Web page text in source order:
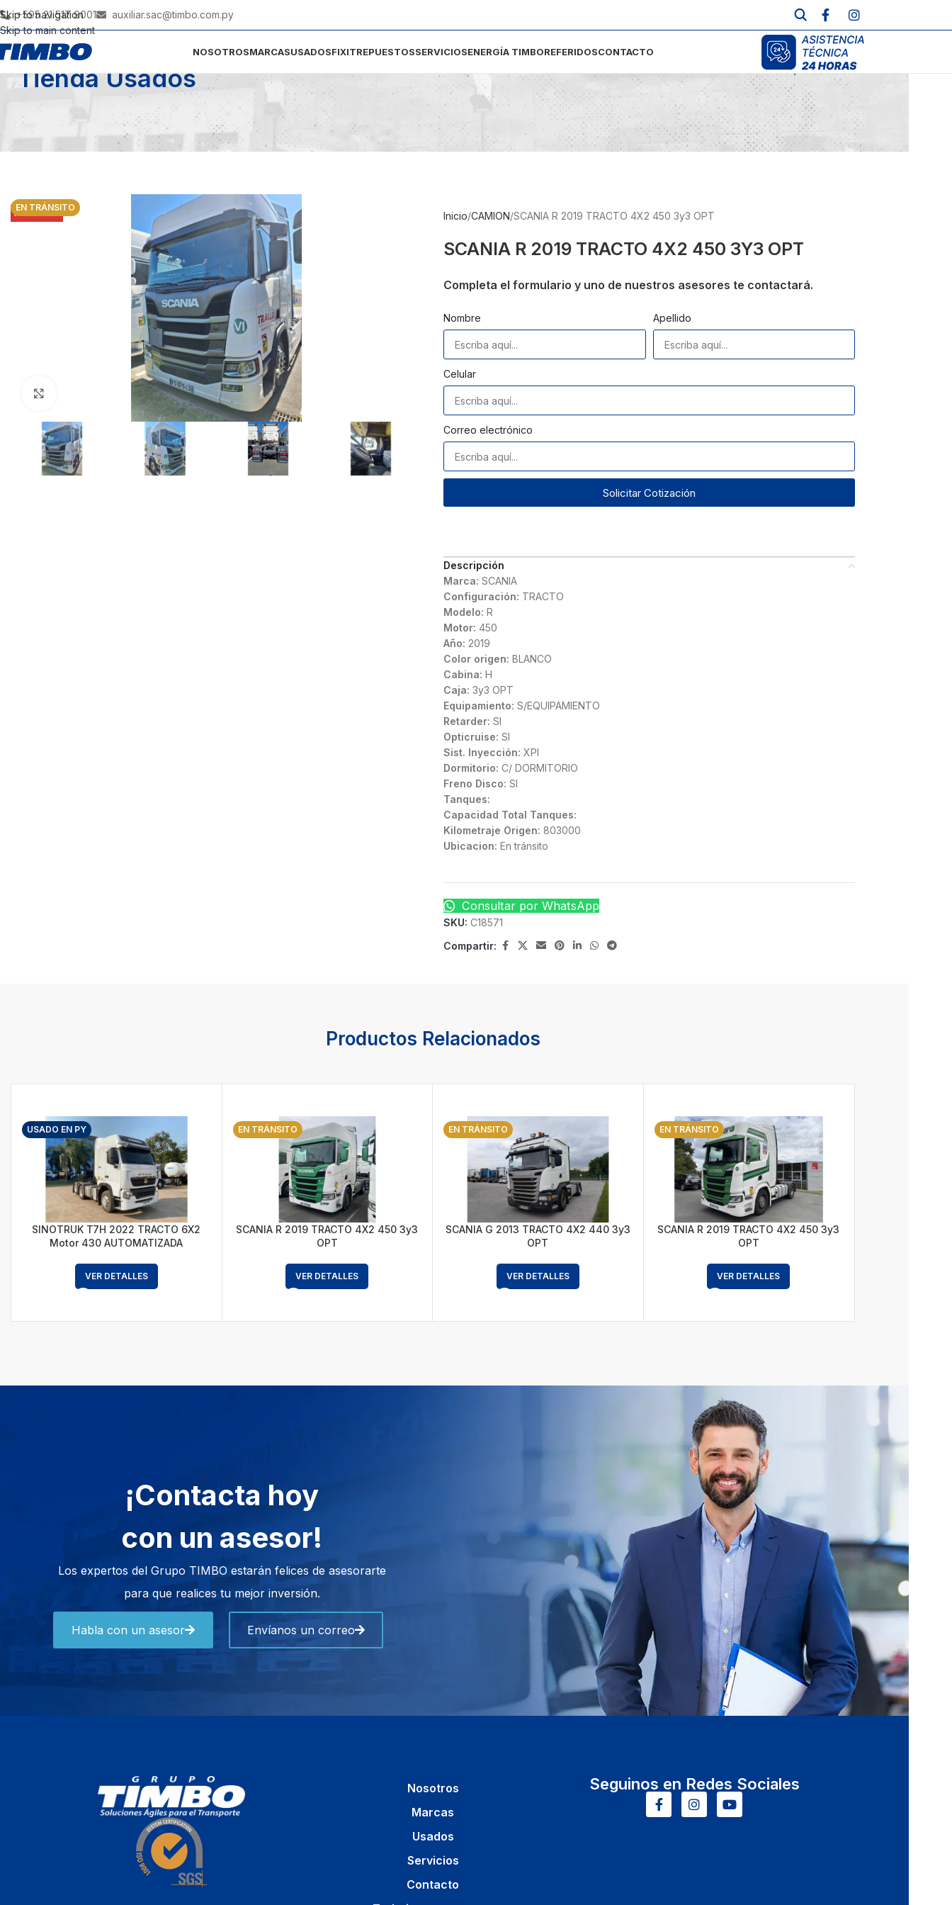
Skip to navigation
Skip to main content
+595 21 517 9001 auxiliar.sac@timbo.com.py
NOSOTROSMARCASUSADOSFIXITREPUESTOSSERVICIOSENERGÍA TIMBOREFERIDOSCONTACTO
Tienda Usados Inicio/ Usados
EN TRÁNSITO
AGOTADO
Click para agrandar
Inicio CAMION SCANIA R 2019 TRACTO 4X2 450 3y3 OPT
SCANIA R 2019 TRACTO 4X2 450 3Y3 OPT
Completa el formulario y uno de nuestros asesores te contactará.
Nombre Apellido
Celular
Correo electrónico
Solicitar Cotización
Descripción
Marca: SCANIA
Configuración: TRACTO
Modelo: R
Motor: 450
Año: 2019
Color origen: BLANCO
Cabina: H
Caja: 3y3 OPT
Equipamiento: S/EQUIPAMIENTO
Retarder: SI
Opticruise: SI
Sist. Inyección: XPI
Dormitorio: C/ DORMITORIO
Freno Disco: SI
Tanques:
Capacidad Total Tanques:
Kilometraje Origen: 803000
Ubicacion: En tránsito
Consultar por WhatsApp
SKU: C18571
Compartir:
Productos Relacionados
USADO EN PY
SINOTRUK T7H 2022 TRACTO 6X2
Motor 430 AUTOMATIZADA
VER DETALLES
EN TRÁNSITO
SCANIA R 2019 TRACTO 4X2 450 3y3
OPT
VER DETALLES
EN TRÁNSITO
SCANIA G 2013 TRACTO 4X2 440 3y3
OPT
VER DETALLES
EN TRÁNSITO
SCANIA R 2019 TRACTO 4X2 450 3y3
OPT
VER DETALLES
¡Contacta hoy
con un asesor!
Los expertos del Grupo TIMBO estarán felices de asesorarte
para que realices tu mejor inversión.
Habla con un asesor Envíanos un correo
Nosotros
Marcas
Usados
Servicios
Contacto
Seguinos en Redes Sociales